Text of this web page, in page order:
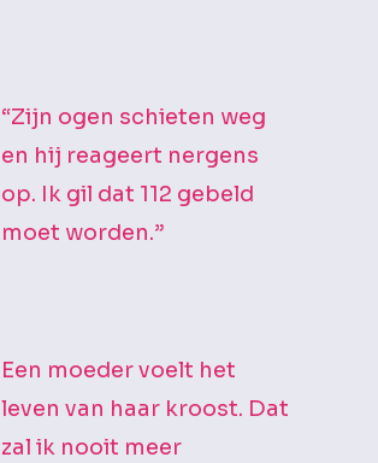
“Zijn ogen schieten weg
en hij reageert nergens
op. Ik gil dat 112 gebeld
moet worden.”
Een moeder voelt het
leven van haar kroost. Dat
zal ik nooit meer